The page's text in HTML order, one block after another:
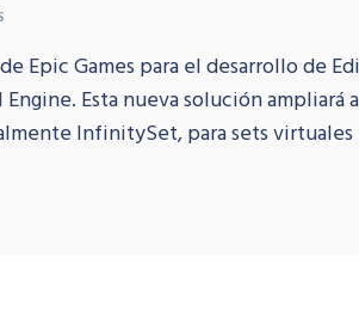
Epic Games para el desarrollo de
Esta nueva solución
InfinitySet, para sets